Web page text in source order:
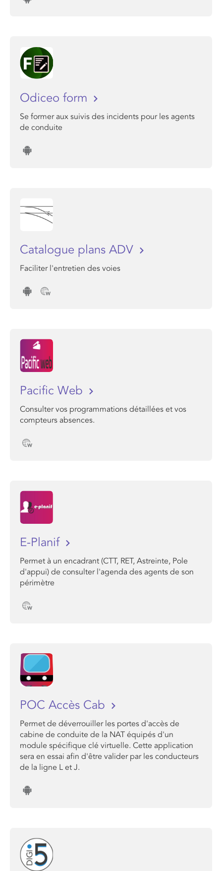
Odiceo form
Se former aux suivis des incidents pour les agents
de conduite
Catalogue plans ADV
Faciliter l'entretien des voies
Pacific Web
Consulter vos programmations détaillées et vos
compteurs absences.
E-Planif
Permet à un encadrant (CTT, RET, Astreinte, Pole
d'appui) de consulter l'agenda des agents de son
périmètre
POC Accès Cab
Permet de déverrouiller les portes d'accès de
cabine de conduite de la NAT équipés d'un
module spécifique clé virtuelle. Cette application
sera en essai afin d'être valider par les conducteurs
de la ligne L et J.